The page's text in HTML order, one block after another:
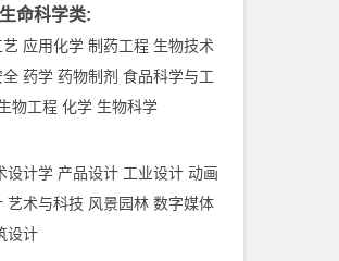
命科学类:
应用化学 制药工程 生物技术
全 药学 药物制剂 食品科学与工
物工程 化学 生物科学
设计学 产品设计 工业设计 动画
艺术与科技 风景园林 数字媒体
设计